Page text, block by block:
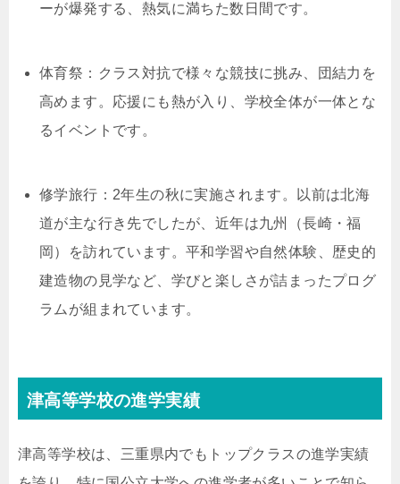
ーが爆発する、熱気に満ちた数日間です。
体育祭：クラス対抗で様々な競技に挑み、団結力を
高めます。応援にも熱が入り、学校全体が一体とな
るイベントです。
修学旅行：2年生の秋に実施されます。以前は北海
道が主な行き先でしたが、近年は九州（長崎・福
岡）を訪れています。平和学習や自然体験、歴史的
建造物の見学など、学びと楽しさが詰まったプログ
ラムが組まれています。
津高等学校の進学実績
津高等学校は、三重県内でもトップクラスの進学実績